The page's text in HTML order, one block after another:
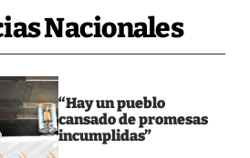
Nacionales
“Hay un pueblo
cansado de promesas
incumplidas”